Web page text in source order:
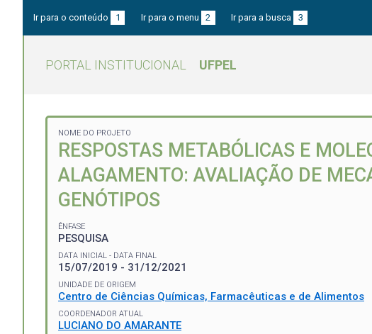
Ir para o conteúdo 1 Ir para o menu 2 Ir para a busca 3
PORTAL INSTITUCIONAL UFPEL
NOME DO PROJETO
RESPOSTAS METABÓLICAS E
ALAGAMENTO: AVALIAÇÃO DE
GENÓTIPOS
ÊNFASE
PESQUISA
DATA INICIAL - DATA FINAL
15/07/2019 - 31/12/2021
UNIDADE DE ORIGEM
Centro de Ciências Químicas, Farmacêuticas e de Alimentos
COORDENADOR ATUAL
LUCIANO DO AMARANTE